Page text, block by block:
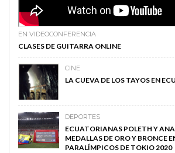
EN VIDEOCONFERENCIA
CLASES DE GUITARRA ONLINE
CINE
LA CUEVA DE LOS TAYOS EN
DEPORTES
ECUATORIANAS POLETH Y
MEDALLAS DE ORO Y BRONCE
PARALÍMPICOS DE TOKIO 2020